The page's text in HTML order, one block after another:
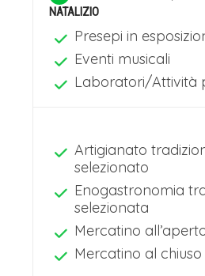
NATALIZIO
Presepi in
Eventi musicali
Laboratori/Attività
Artigianato
selezionato
Enogastronomia
selezionata
Mercatino
Mercatino al chiuso